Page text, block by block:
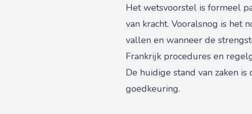
Het wetsvoorstel is formeel
van kracht. Vooralsnog is het
vallen en wanneer de
Frankrijk procedures en
De huidige stand van zaken
goedkeuring.